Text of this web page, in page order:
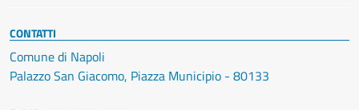
CONTATTI
Comune di Napoli
Palazzo San Giacomo, Piazza Municipio - 80133